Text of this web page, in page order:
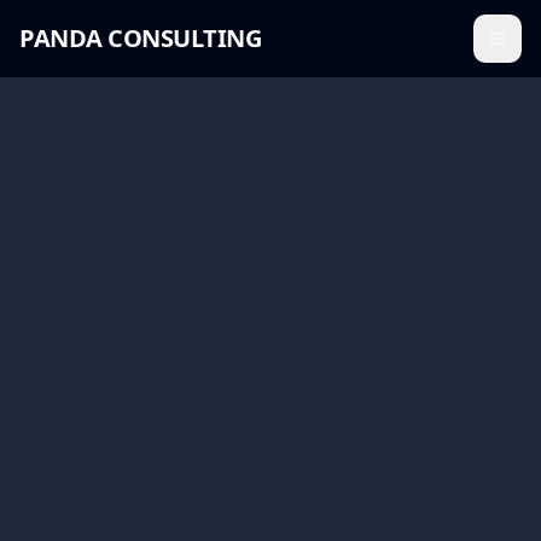
PANDA CONSULTING